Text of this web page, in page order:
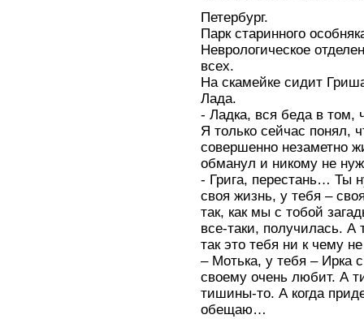
Петербург.
Парк старинного
Неврологическое
всех.
На скамейке сидит
Лада.
- Ладка, вся беда в том,
Я только сейчас понял,
совершенно незаметно
обманул и никому не
- Грига, перестань… Ты
своя жизнь, у тебя –
так, как мы с тобой
все-таки, получилась. А
так это тебя ни к чему
– Мотька, у тебя – Ирка
своему очень любит. А
тишины-то. А когда
обещаю…